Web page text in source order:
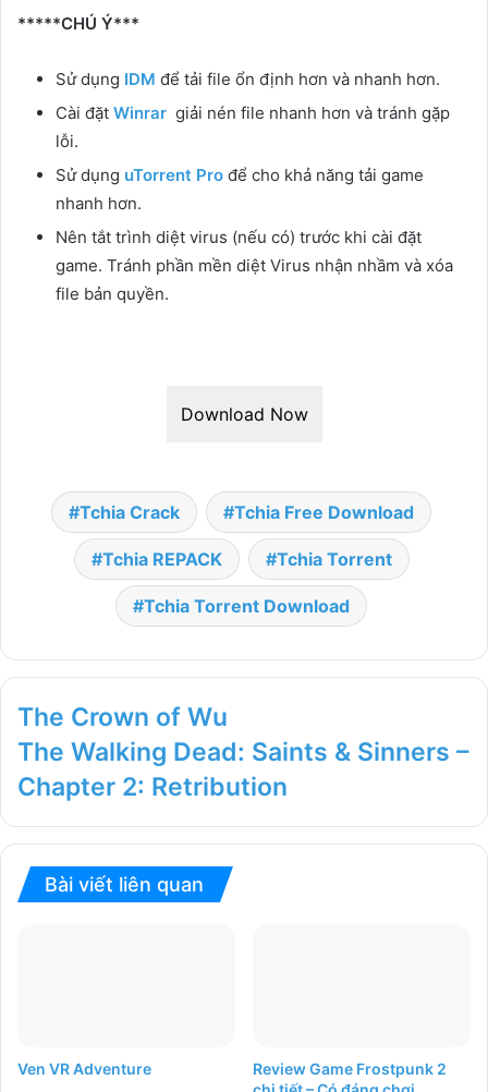
*****CHÚ Ý***
Sử dụng IDM để tải file ổn định hơn và nhanh hơn.
Cài đặt Winrar giải nén file nhanh hơn và tránh gặp
lỗi.
Sử dụng uTorrent Pro để cho khả năng tải game
nhanh hơn.
Nên tắt trình diệt virus (nếu có) trước khi cài đặt
game. Tránh phần mền diệt Virus nhận nhầm và xóa
file bản quyền.
Download Now
Tchia Crack Tchia Free Download
Tchia REPACK Tchia Torrent
Tchia Torrent Download
The Crown of Wu
The Walking Dead: Saints & Sinners –
Chapter 2: Retribution
Bài viết liên quan
Ven VR Adventure
Review Game Frostpunk 2